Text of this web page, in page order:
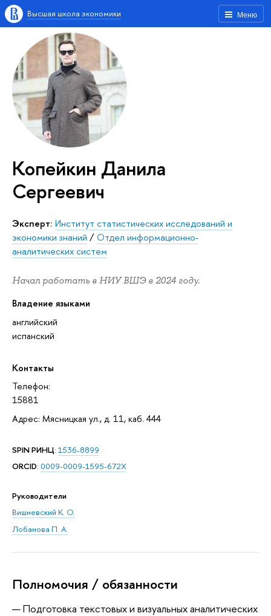
Меню
Высшая школа экономики
Копейкин Данила
Сергеевич
Эксперт: Институт статистических исследований и
экономики знаний /Отдел информационно-
аналитических систем
Начал работать в НИУ ВШЭ в 2024 году.
Владение языками
английский
испанский
Контакты
Телефон:
15881
Адрес: Мясницкая ул., д. 11, каб. 444
SPIN РИНЦ: 1536-8899
ORCID: 0009-0009-1595-672X
Руководители
Вишневский К. О.
Лобанова П. А.
Полномочия / обязанности
Подготовка текстовых и визуальных аналитических